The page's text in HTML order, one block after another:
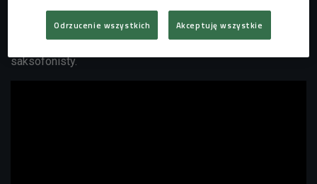
Washington, siostraKamasiego Washingtona.Artystka
przygotowała również szatę graficzną wcześniejszych
projektów Dinner Party oraz kilku solowych wydawnictw
saksofonisty.
Odrzucenie wszystkich Akceptuję wszystkie